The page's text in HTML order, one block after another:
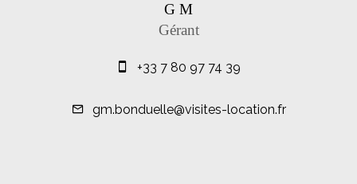
G M
Gérant
+33 7 80 97 74 39
gm.bonduelle@visites-location.fr